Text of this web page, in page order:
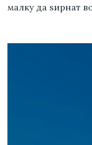
малку да ѕирнат